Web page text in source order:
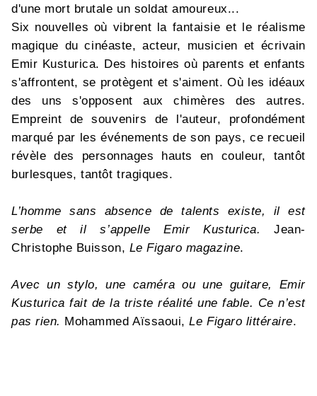
d'une mort brutale un soldat amoureux...
Six nouvelles où vibrent la fantaisie et le réalisme
magique du cinéaste, acteur, musicien et écrivain
Emir Kusturica. Des histoires où parents et enfants
s'affrontent, se protègent et s'aiment. Où les idéaux
des uns s'opposent aux chimères des autres.
Empreint de souvenirs de l'auteur, profondément
marqué par les événements de son pays, ce recueil
révèle des personnages hauts en couleur, tantôt
burlesques, tantôt tragiques.
L’homme sans absence de talents existe, il est
serbe et il s’appelle Emir Kusturica.Jean-
Christophe Buisson, Le Figaro magazine.
Avec un stylo, une caméra ou une guitare, Emir
Kusturica fait de la triste réalité une fable. Ce n’est
pas rien. Mohammed Aïssaoui,Le Figaro littéraire.